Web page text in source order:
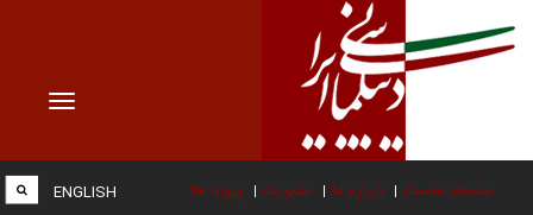
Toggle
صفحه نخست درباره ما عضویت پیوند ها ENGLISH